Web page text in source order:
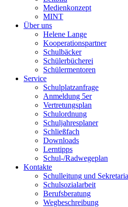
Medienkonzept
MINT
Über uns
Helene Lange
Kooperationspartner
Schulbäcker
Schülerbücherei
Schülermentoren
Service
Schulplatzanfrage
Anmeldung 5er
Vertretungsplan
Schulordnung
Schuljahresplaner
Schließfach
Downloads
Lerntipps
Schul-/Radwegeplan
Kontakte
Schulleitung und
Schulsozialarbeit
Berufsberatung
Wegbeschreibung